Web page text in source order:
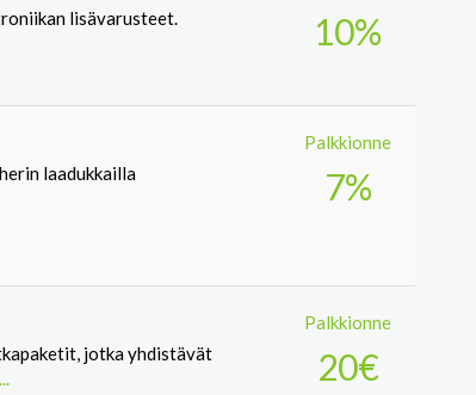
lisävarusteet.
10%
laadukkailla
Palkkionne
7%
jotka yhdistävät
Palkkionne
20€